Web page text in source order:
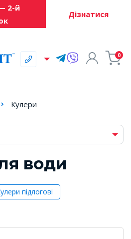
2-й
Дізнатися
0
Кулери
води
підлогові